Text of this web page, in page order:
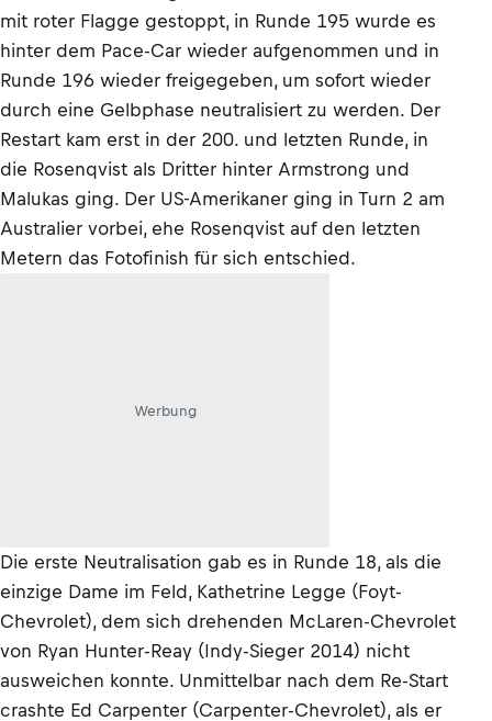
mit roter Flagge gestoppt, in Runde 195 wurde es
hinter dem Pace-Car wieder aufgenommen und in
Runde 196 wieder freigegeben, um sofort wieder
durch eine Gelbphase neutralisiert zu werden. Der
Restart kam erst in der 200. und letzten Runde, in
die Rosenqvist als Dritter hinter Armstrong und
Malukas ging. Der US-Amerikaner ging in Turn 2 am
Australier vorbei, ehe Rosenqvist auf den letzten
Metern das Fotofinish für sich entschied.
Werbung
Die erste Neutralisation gab es in Runde 18, als die
einzige Dame im Feld, Kathetrine Legge (Foyt-
Chevrolet), dem sich drehenden McLaren-Chevrolet
von Ryan Hunter-Reay (Indy-Sieger 2014) nicht
ausweichen konnte. Unmittelbar nach dem Re-Start
crashte Ed Carpenter (Carpenter-Chevrolet), als er